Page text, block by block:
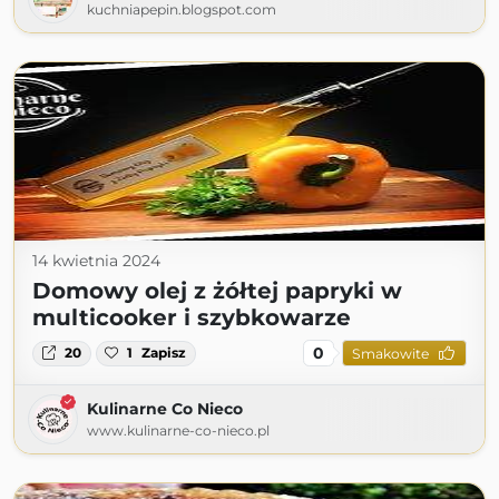
kuchniapepin.blogspot.com
14 kwietnia 2024
Domowy olej z żółtej papryki w
multicooker i szybkowarze
20 1 Zapisz 0 Smakowite
Kulinarne Co Nieco
www.kulinarne-co-nieco.pl